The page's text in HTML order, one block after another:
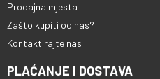
Prodajna mjesta
Zašto kupiti od nas?
Kontaktirajte nas
PLAĆANJE I DOSTAVA